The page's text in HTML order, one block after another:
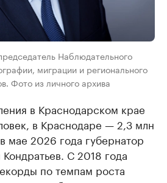
Наблюдательного
миграции и регионального
Фото из личного архива
в Краснодарском крае
в Краснодаре — 2,3 млн
мае 2026 года губернатор
С 2018 года
по темпам роста